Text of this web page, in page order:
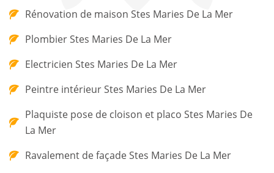
Rénovation de maison Stes Maries De La Mer
Plombier Stes Maries De La Mer
Electricien Stes Maries De La Mer
Peintre intérieur Stes Maries De La Mer
Plaquiste pose de cloison et placo Stes Maries De
La Mer
Ravalement de façade Stes Maries De La Mer